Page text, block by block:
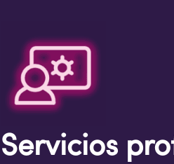
Servicios